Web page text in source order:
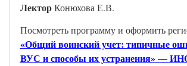
ЛекторКонюхова Е.В.
Посмотреть программу и оформить
«Общий воинский учет: типичные
ВУС и способы их устранения» —